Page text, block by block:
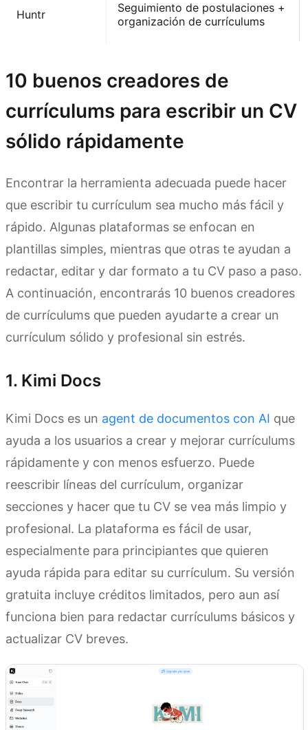
Huntr
Seguimiento de postulaciones +
organización de currículums
10 buenos creadores de
currículums para escribir un CV
sólido rápidamente
Encontrar la herramienta adecuada puede hacer
que escribir tu currículum sea mucho más fácil y
rápido. Algunas plataformas se enfocan en
plantillas simples, mientras que otras te ayudan a
redactar, editar y dar formato a tu CV paso a paso.
A continuación, encontrarás 10 buenos creadores
de currículums que pueden ayudarte a crear un
currículum sólido y profesional sin estrés.
1. Kimi Docs
Kimi Docs es un agent de documentos con AI que
ayuda a los usuarios a crear y mejorar currículums
rápidamente y con menos esfuerzo. Puede
reescribir líneas del currículum, organizar
secciones y hacer que tu CV se vea más limpio y
profesional. La plataforma es fácil de usar,
especialmente para principiantes que quieren
ayuda rápida para editar su currículum. Su versión
gratuita incluye créditos limitados, pero aun así
funciona bien para redactar currículums básicos y
actualizar CV breves.